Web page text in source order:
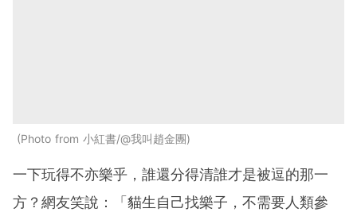
Photo from 小紅書/@我叫趙金團
一下玩得不亦樂乎，誰還分得清誰才是被逗的那一
方？網友笑說：「貓生自己找樂子，不需要人類參